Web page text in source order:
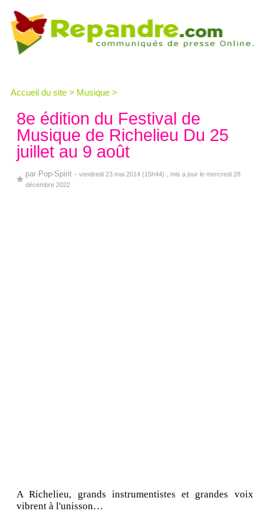
Accueil du site > Musique >
8e édition du Festival de
Musique de Richelieu Du 25
juillet au 9 août
par Pop-Spirit - vendredi 23 mai 2014 (15h44)
, mis a jour le mercredi 28
décembre 2022
A Richelieu, grands instrumentistes et grandes voix
vibrent à l'unisson…